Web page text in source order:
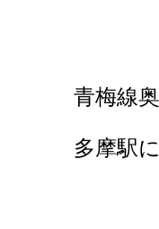
青梅線
多摩駅